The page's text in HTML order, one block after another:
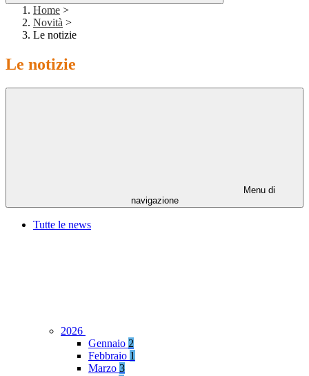
Home >
Novità >
Le notizie
Le notizie
Menu di
navigazione
Tutte le news
2026
Gennaio 2
Febbraio 1
Marzo 3